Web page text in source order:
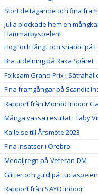
Stort deltagande och fina
Julia plockade hem en
Hammarbyspelen!
Högt och långt och snabbt på
Bra utdelning på Raka Spåret
Folksam Grand Prix i
Fina framgångar på Scandic
Rapport från Mondo Indoor
Många vassa resultat i Täby
Kallelse till Årsmöte 2023
Fina insatser i Örebro
Medaljregn på Veteran-DM
Glitter och guld på Luciaspelen
Rapport från SAYO indoor